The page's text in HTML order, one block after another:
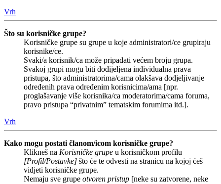
Vrh
Što su korisničke grupe?
Korisničke grupe su grupe u koje administratori/ce grupiraju
korisnike/ce.
Svaki/a korisnik/ca može pripadati većem broju grupa.
Svakoj grupi mogu biti dodijeljena individualna prava
pristupa, što administratorima/cama olakšava dodjeljivanje
određenih prava određenim korisnicima/ama [npr.
proglašavanje više korisnika/ca moderatorima/cama foruma,
pravo pristupa “privatnim” tematskim forumima itd.].
Vrh
Kako mogu postati članom/icom korisničke grupe?
Klikneš na Korisničke grupe u korisničkom profilu
[Profil/Postavke] što će te odvesti na stranicu na kojoj ćeš
vidjeti korisničke grupe.
Nemaju sve grupe otvoren pristup [neke su zatvorene, neke